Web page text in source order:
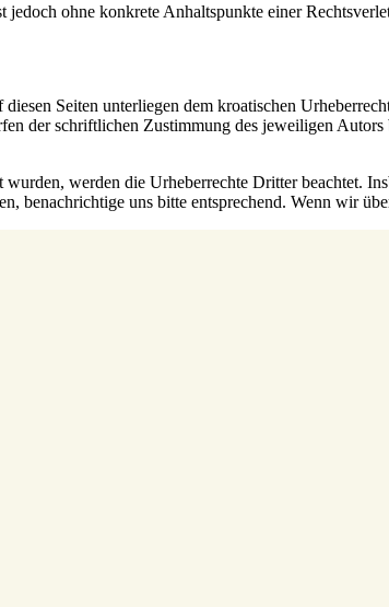
ohne konkrete Anhaltspunkte einer
Seiten unterliegen dem kroatischen
der schriftlichen Zustimmung des jeweiligen
werden die Urheberrechte Dritter beachtet.
benachrichtige uns bitte entsprechend. Wenn wir